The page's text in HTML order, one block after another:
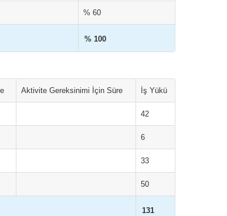
% 60
% 100
Aktivite Gereksinimi İçin Süre İş Yükü
42
6
33
50
131